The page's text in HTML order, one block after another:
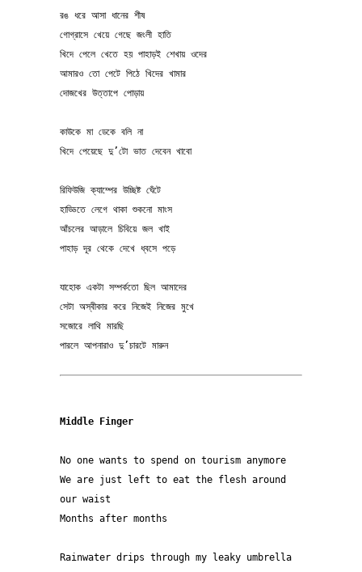
রঙ ধরে আসা ধানের শীষ
গোগ্রাসে খেয়ে গেছে জংলী হাতি
খিদে পেলে খেতে হয় পাহাড়ই শেখায় ওদের
আমারও তো পেটে পিঠে খিদের খামার
দোজখের উত্তাপে পোড়ায়
কাউকে মা ডেকে বলি না
খিদে পেয়েছে দু’টো ভাত দেবেন খাবো
রিফিউজি ক্যাম্পের উচ্ছিষ্ট ঘেঁটে
হাড্ডিতে লেগে থাকা শুকনো মাংস
আঁচলের আড়ালে চিবিয়ে জল খাই
পাহাড় দূর থেকে দেখে ধ্বসে পড়ে
যাহোক একটা সম্পর্কতো ছিল আমাদের
সেটা অস্বীকার করে নিজেই নিজের মুখে
সজোরে লাথি মারছি
পারলে আপনারাও দু’চারটে মারুন
Middle Finger
No one wants to spend on tourism anymore
We are just left to eat the flesh around
our waist
Months after months
Rainwater drips through my leaky umbrella